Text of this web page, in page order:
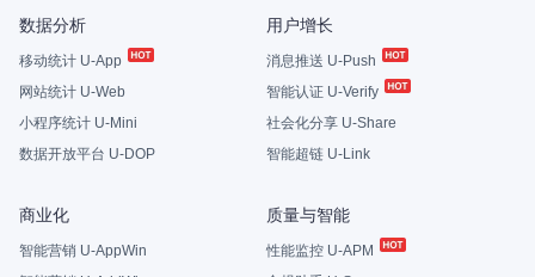
数据分析
移动统计 U-App
网站统计 U-Web
小程序统计 U-Mini
数据开放平台 U-DOP
用户增长
消息推送 U-Push
智能认证 U-Verify
社会化分享 U-Share
智能超链 U-Link
商业化
智能营销 U-AppWin
质量与智能
性能监控 U-APM